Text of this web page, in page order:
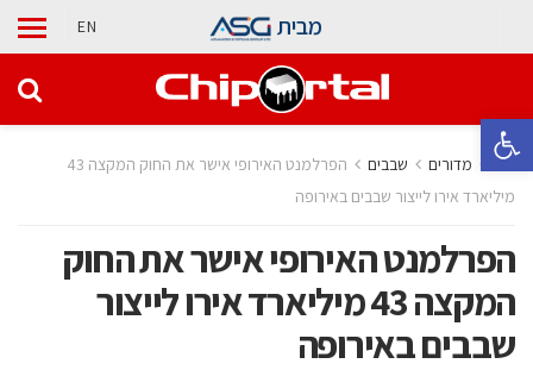
פתח סרגל נגישות
מבית EN
בית מדורים ‫שבבים‬
הפרלמנט האירופי אישר את החוק המקצה 43
מיליארד אירו לייצור שבבים באירופה
הפרלמנט האירופי אישר את החוק
המקצה 43 מיליארד אירו לייצור
שבבים באירופה